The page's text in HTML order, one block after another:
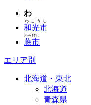
わ
和光市
わこうし
蕨市
わらびし
エリア別
北海道・東北
北海道
青森県